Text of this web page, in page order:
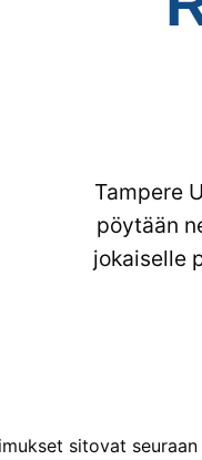
Tampere
pöytään
jokaiselle
sitovat